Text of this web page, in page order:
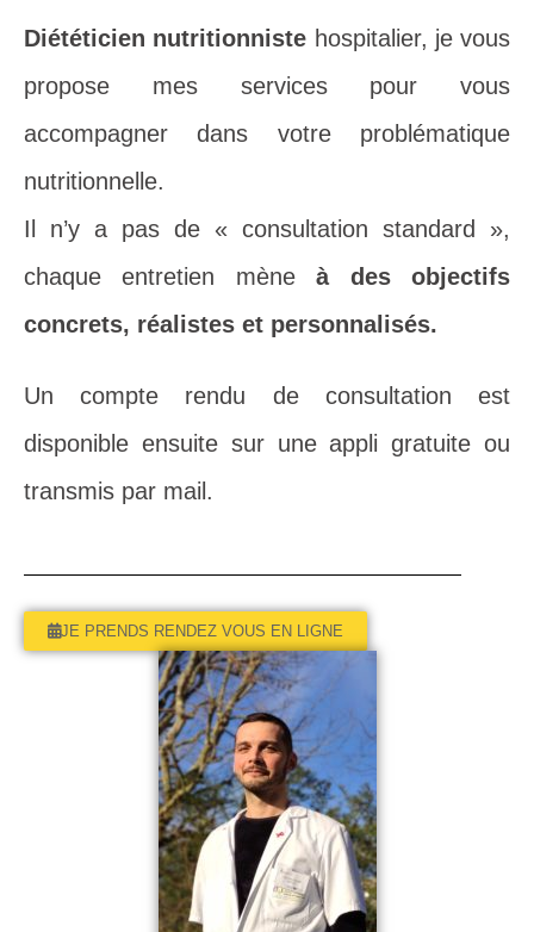
Diététicien nutritionniste hospitalier, je vous
propose mes services pour vous
accompagner dans votre problématique
nutritionnelle.
Il n’y a pas de « consultation standard »,
chaque entretien mèneà des objectifs
concrets, réalistes et personnalisés.
Un compte rendu de consultation est
disponible ensuite sur une appli gratuite ou
transmis par mail.
JE PRENDS RENDEZ VOUS EN LIGNE